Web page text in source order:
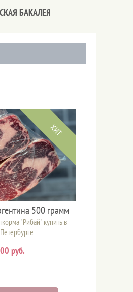
БАКАЛЕЯ
ХИТ
500 грамм
"Рибай" купить в
руб.